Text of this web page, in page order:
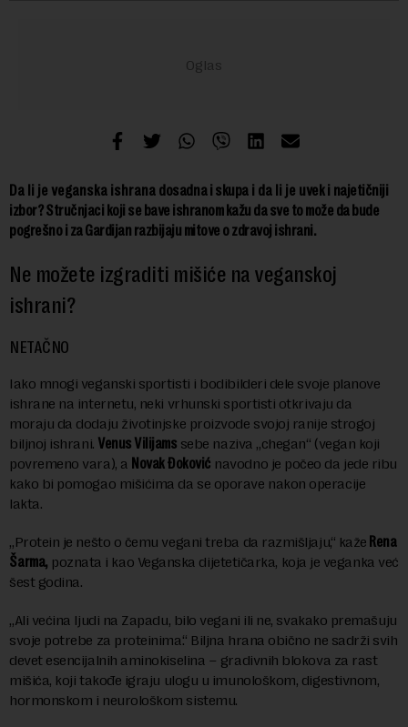
Da li je veganska ishrana dosadnai skupa i da li je uveki najetičniji
izbor?Stručnjaci koji se bave ishranom kažu da sve to može da bude
pogrešno i za Gardijan razbijaju mitove o zdravoj ishrani.
Ne možete izgraditi mišiće na veganskoj
ishrani?
NETAČNO
Iako mnogi veganski sportisti i bodibilderi dele svoje planove
ishrane na internetu, neki vrhunski sportisti otkrivaju da
moraju da dodaju životinjske proizvode svojoj ranije strogoj
biljnoj ishrani. Venus Vilijams sebe naziva „chegan“ (vegan koji
povremeno vara), a Novak Đoković navodno je počeo da jede ribu
kako bi pomogao mišićima da se oporave nakon operacije
lakta.
„Protein je nešto o čemu vegani treba da razmišljaju,“ kaže Rena
Šarma, poznata i kao Veganska dijetetičarka, koja je veganka već
šest godina.
„Ali većina ljudi na Zapadu, bilo vegani ili ne, svakako premašuju
svoje potrebe za proteinima.“ Biljna hrana obično ne sadrži svih
devet esencijalnih aminokiselina – gradivnih blokova za rast
mišića, koji takođe igraju ulogu u imunološkom, digestivnom,
hormonskom i neurološkom sistemu.